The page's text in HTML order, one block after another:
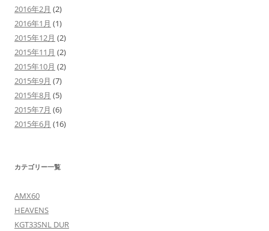
2016年2月 (2)
2016年1月 (1)
2015年12月 (2)
2015年11月 (2)
2015年10月 (2)
2015年9月 (7)
2015年8月 (5)
2015年7月 (6)
2015年6月 (16)
カテゴリー一覧
AMX60
HEAVENS
KGT33SNL DUR